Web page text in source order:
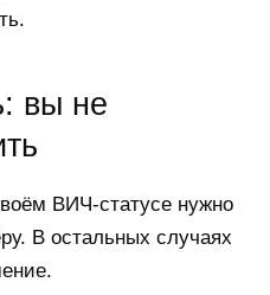
вы не
ВИЧ-статусе нужно
В остальных случаях